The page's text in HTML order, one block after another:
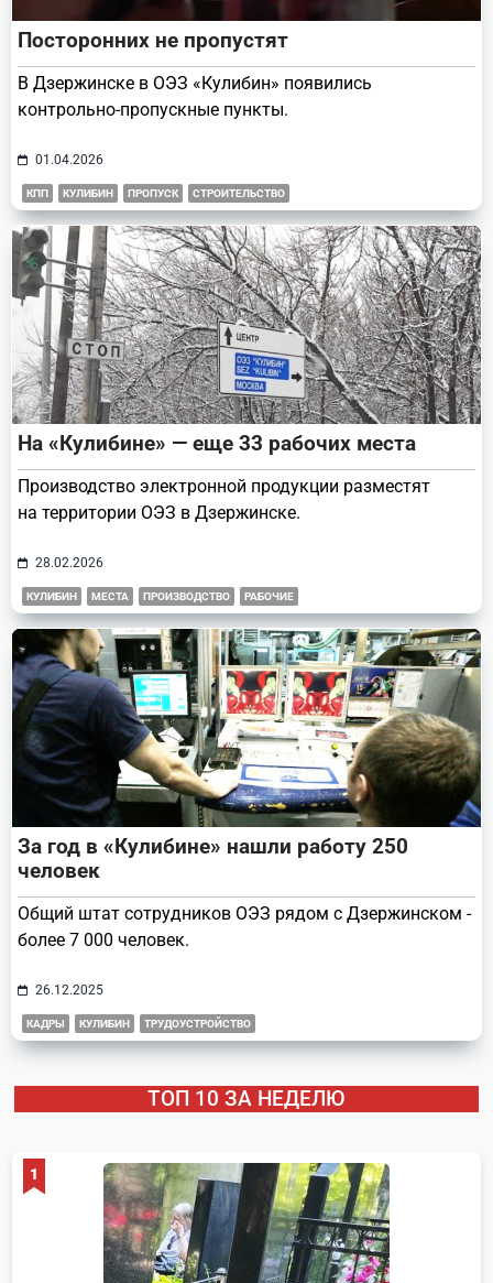
Посторонних не пропустят
В Дзержинске в ОЭЗ «Кулибин» появились
контрольно-пропускные пункты.
01.04.2026
КПП КУЛИБИН ПРОПУСК СТРОИТЕЛЬСТВО
На «Кулибине» — еще 33 рабочих места
Производство электронной продукции разместят
на территории ОЭЗ в Дзержинске.
28.02.2026
КУЛИБИН МЕСТА ПРОИЗВОДСТВО РАБОЧИЕ
За год в «Кулибине» нашли работу 250
человек
Общий штат сотрудников ОЭЗ рядом с Дзержинском -
более 7 000 человек.
26.12.2025
КАДРЫ КУЛИБИН ТРУДОУСТРОЙСТВО
ТОП 10 ЗА НЕДЕЛЮ